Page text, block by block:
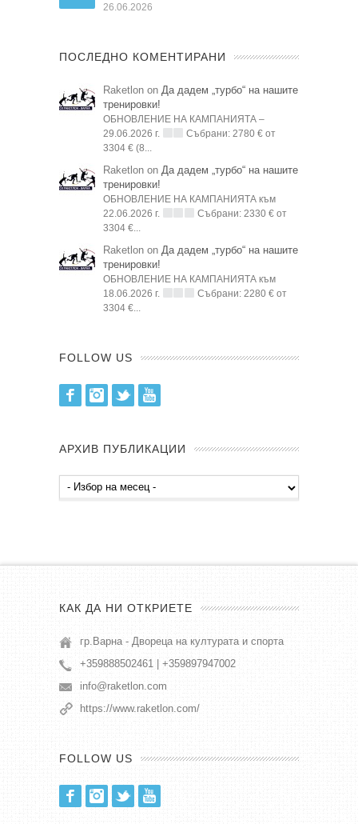
26.06.2026
ПОСЛЕДНО КОМЕНТИРАНИ
Raketlon on Да дадем „турбо“ на нашите
тренировки!
ОБНОВЛЕНИЕ НА КАМПАНИЯТА –
29.06.2026 г.
Събрани: 2780 € от
3304 € (8...
Raketlon on Да дадем „турбо“ на нашите
тренировки!
ОБНОВЛЕНИЕ НА КАМПАНИЯТА към
22.06.2026 г.
Събрани: 2330 € от
3304 €...
Raketlon on Да дадем „турбо“ на нашите
тренировки!
ОБНОВЛЕНИЕ НА КАМПАНИЯТА към
18.06.2026 г.
Събрани: 2280 € от
3304 €...
FOLLOW US
FacebookInstagram
Twitter
АРХИВ ПУБЛИКАЦИИ
Архив
публикации
КАК ДА НИ ОТКРИЕТЕ
гр.Варна - Двореца на културата и спорта
+359888502461 | +359897947002
info@raketlon.com
https://www.raketlon.com/
FOLLOW US
FacebookInstagram
Twitter